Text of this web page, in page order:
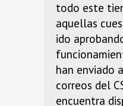
todo este
aquellas
ido
han enviado
correos del
encuentra